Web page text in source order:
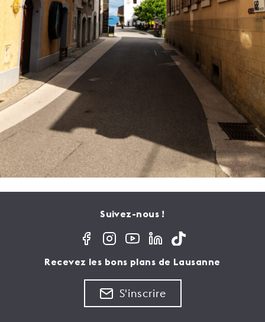
Suivez-nous !
Recevez les bons plans de Lausanne
S'inscrire